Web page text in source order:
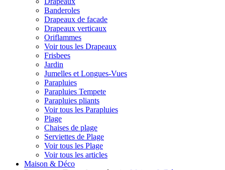
Banderoles
Drapeaux de facade
Drapeaux verticaux
Oriflammes
Voir tous les Drapeaux
Frisbees
Jardin
Jumelles et Longues-Vues
Parapluies
Parapluies Tempete
Parapluies pliants
Voir tous les Parapluies
Plage
Chaises de plage
Serviettes de Plage
Voir tous les Plage
Voir tous les articles
Maison & Déco